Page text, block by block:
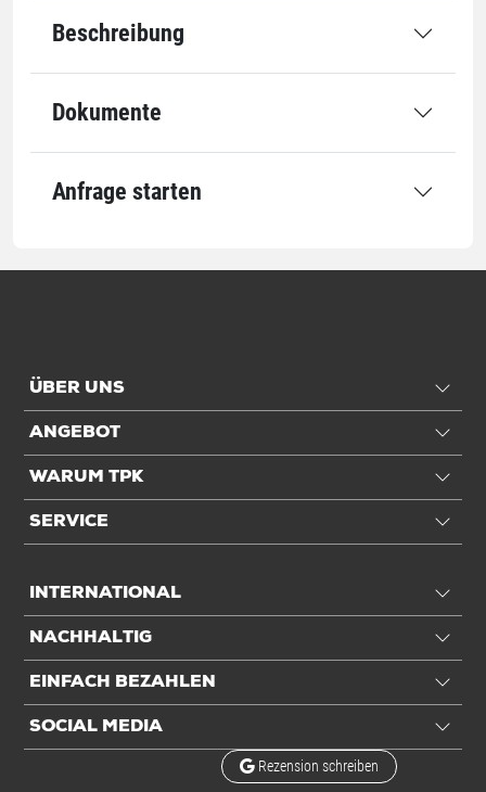
Öffnung x Länge
Ausstattung
Anwendung
Für Inhalt
Trockenware
Einheiten
Beschreibung
Dokumente
Anfrage starten
ÜBER UNS
ANGEBOT
WARUM TPK
SERVICE
INTERNATIONAL
NACHHALTIG
EINFACH BEZAHLEN
SOCIAL MEDIA
Rezension schreiben